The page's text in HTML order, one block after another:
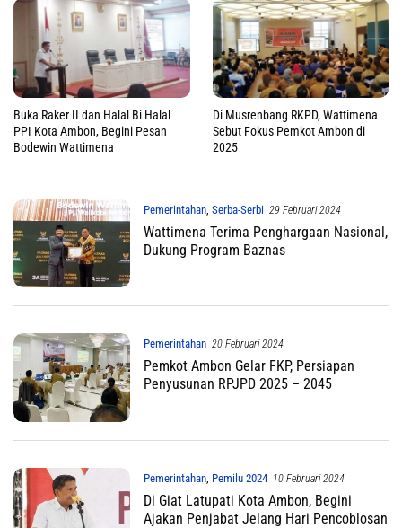
Buka Raker II dan Halal Bi Halal
PPI Kota Ambon, Begini Pesan
Bodewin Wattimena
Di Musrenbang RKPD, Wattimena
Sebut Fokus Pemkot Ambon di
2025
Pemerintahan, Serba-Serbi 29 Februari 2024
Wattimena Terima Penghargaan Nasional,
Dukung Program Baznas
Pemerintahan 20 Februari 2024
Pemkot Ambon Gelar FKP, Persiapan
Penyusunan RPJPD 2025 – 2045
Pemerintahan, Pemilu 2024 10 Februari 2024
Di Giat Latupati Kota Ambon, Begini
Ajakan Penjabat Jelang Hari Pencoblosan